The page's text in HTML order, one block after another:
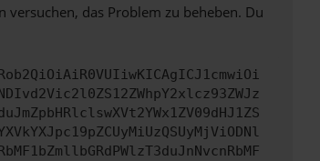
das Problem zu beheben. Du